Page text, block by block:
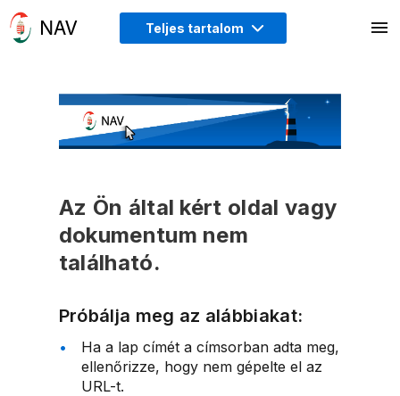
Teljes tartalom
Az Ön által kért oldal vagy
dokumentum nem
található.
Próbálja meg az alábbiakat:
Ha a lap címét a címsorban adta meg,
ellenőrizze, hogy nem gépelte el az
URL-t.